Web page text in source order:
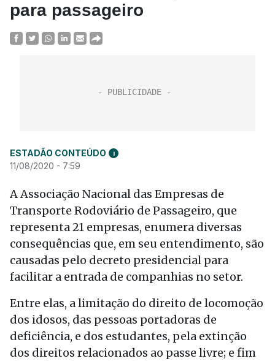
para passageiro
ESTADÃO CONTEÚDO i
11/08/2020 - 7:59
A Associação Nacional das Empresas de
Transporte Rodoviário de Passageiro, que
representa 21 empresas, enumera diversas
consequências que, em seu entendimento, são
causadas pelo decreto presidencial para
facilitar a entrada de companhias no setor.
Entre elas, a limitação do direito de locomoção
dos idosos, das pessoas portadoras de
deficiência, e dos estudantes, pela extinção
dos direitos relacionados ao passe livre; e fim